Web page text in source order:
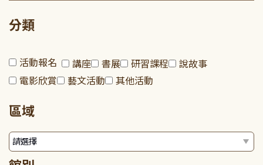
分類
活動報名 講座 書展 研習課程
說故事
電影欣賞
藝文活動 其他活動
區域